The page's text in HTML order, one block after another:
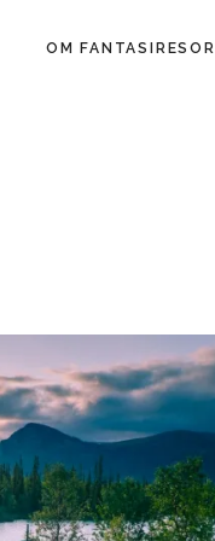
OM FANTASIRESOR